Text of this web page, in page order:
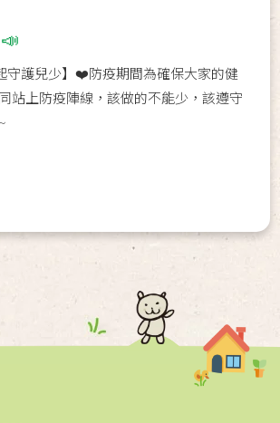
起守護兒少】❤️防疫期間為確保大家的健
站上防疫陣線，該做的不能少，該遵守